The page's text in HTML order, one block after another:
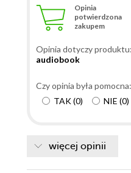
Opinia
potwierdzona
zakupem
Opinia dotyczy produktu:
audiobook
Czy opinia była pomocna:
TAK(0) NIE (0)
więcej opinii